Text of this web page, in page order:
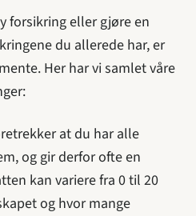
forsikring eller gjøre en
du allerede har, er
Her har vi samlet våre
at du har alle
og gir derfor ofte en
kan variere fra 0 til 20
og hvor mange